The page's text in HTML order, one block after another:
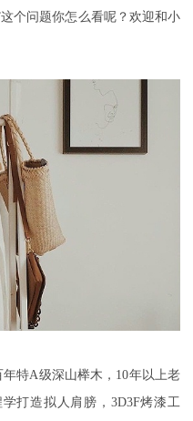
这个问题你怎么看呢？欢迎和小
年特A级深山榉木，10年以上老
打造拟人肩膀，3D3F烤漆工